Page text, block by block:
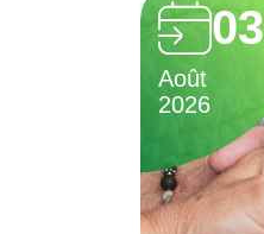
03
Août
2026